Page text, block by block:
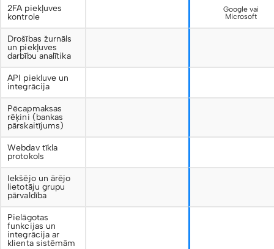
2FA piekļuves
kontrole
Google vai
Microsoft
Drošības žurnāls
un piekļuves
darbību analītika
API piekluve un
integrācija
Pēcapmaksas
rēķini (bankas
pārskaitījums)
Webdav tīkla
protokols
Iekšējo un ārējo
lietotāju grupu
pārvaldība
Pielāgotas
funkcijas un
integrācija ar
klienta sistēmām